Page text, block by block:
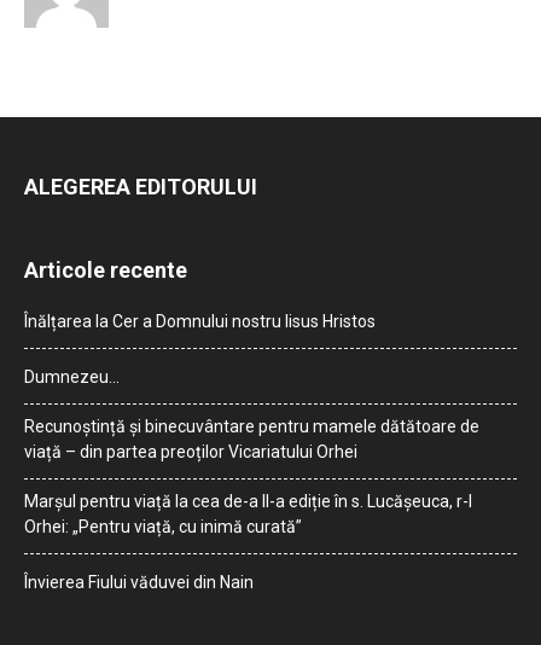
ALEGEREA EDITORULUI
Articole recente
Înălțarea la Cer a Domnului nostru Iisus Hristos
Dumnezeu…
Recunoștință și binecuvântare pentru mamele dătătoare de
viață – din partea preoților Vicariatului Orhei
Marșul pentru viață la cea de-a II-a ediție în s. Lucășeuca, r-l
Orhei: „Pentru viață, cu inimă curată”
Învierea Fiului văduvei din Nain